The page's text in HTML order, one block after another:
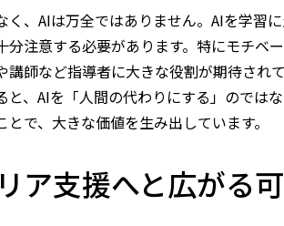
く、AIは万全ではありません。AIを学習
分注意する必要があります。特にモチベ
講師など指導者に大きな役割が期待され
と、AIを「人間の代わりにする」のでは
で、大きな価値を生み出しています。
ア支援へと広がる